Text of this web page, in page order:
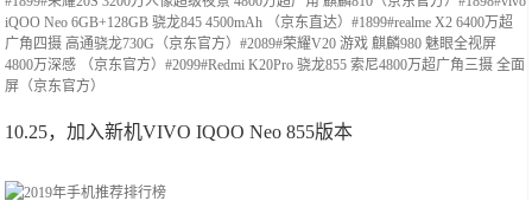
iQOO Neo 6GB+128GB 骁龙845 4500mAh （京东直达）#1899#realme X2 6400万超
广角四摄 高通骁龙730G（京东官方）#2089#荣耀V20 游戏 麒麟980 魅眼全视屏
4800万深感 （京东官方）#2099#Redmi K20Pro 骁龙855 索尼4800万超广角三摄 全面
屏（京东官方）
10.25，加入新机VIVO IQOO Neo 855版本